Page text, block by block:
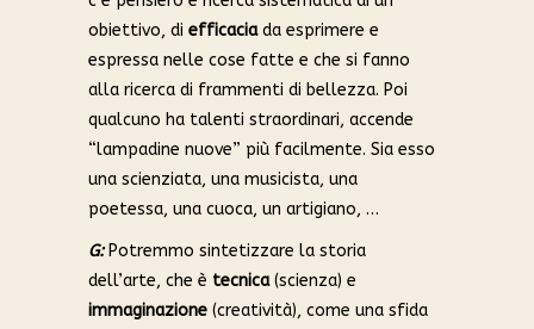
obiettivo, di efficaciada esprimere e
espressa nelle cose fatte e che si fanno
alla ricerca di frammenti di bellezza. Poi
qualcuno ha talenti straordinari, accende
“lampadine nuove” più facilmente. Sia esso
una scienziata, una musicista, una
poetessa, una cuoca, un artigiano, …
G: Potremmo sintetizzare la storia
dell’arte, che è tecnica(scienza) e
immaginazione (creatività), come una sfida